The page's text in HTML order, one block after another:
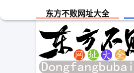
东方不败网址大全